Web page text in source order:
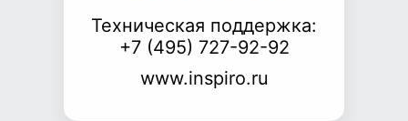
Техническая поддержка:
+7 (495) 727-92-92
www.inspiro.ru